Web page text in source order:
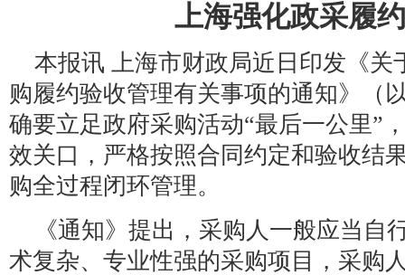
上海强化政采履
本报讯 上海市财政局近日印发《关
购履约验收管理有关事项的通知》（
确要立足政府采购活动“最后一公里”
效关口，严格按照合同约定和验收结
购全过程闭环管理。
《通知》提出，采购人一般应当自
术复杂、专业性强的采购项目，采购